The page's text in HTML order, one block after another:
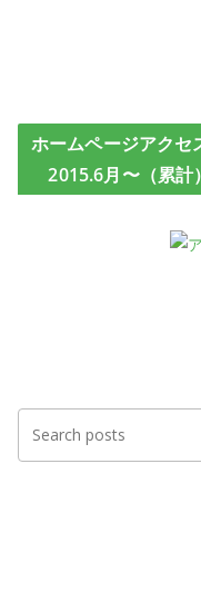
ホームページアクセ
2015.6月〜（累計）